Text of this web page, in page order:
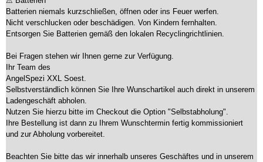
Batterien niemals kurzschließen, öffnen oder ins Feuer werfen.
Nicht verschlucken oder beschädigen. Von Kindern fernhalten.
Entsorgen Sie Batterien gemäß den lokalen Recyclingrichtlinien.
Bei Fragen stehen wir Ihnen gerne zur Verfügung.
Ihr Team des
AngelSpezi XXL Soest.
Selbstverständlich können Sie Ihre Wunschartikel auch direkt in unserem
Ladengeschäft abholen.
Nutzen Sie hierzu bitte im Checkout die Option "Selbstabholung".
Ihre Bestellung ist dann zu Ihrem Wunschtermin fertig kommissioniert
und zur Abholung vorbereitet.
Beachten Sie bitte das wir innerhalb unseres Geschäftes und in unserem